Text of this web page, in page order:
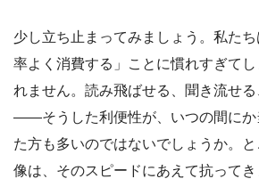
少し立ち止まってみましょう。私た
率よく消費する」ことに慣れすぎて
れません。読み飛ばせる、聞き流せ
――そうした利便性が、いつの間にか
た方も多いのではないでしょうか。
像は、そのスピードにあえて抗って